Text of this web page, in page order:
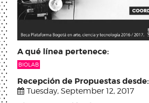
A qué línea pertenece:
BIOLAB
Recepción de Propuestas desde:
Tuesday, September 12, 2017